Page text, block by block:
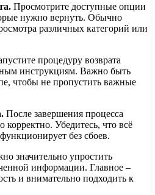
Просмотрите доступные опции
нужно вернуть. Обычно
различных категорий или
процедуру возврата
инструкциям. Важно быть
чтобы не пропустить важные
После завершения процесса
корректно. Убедитесь, что всё
без сбоев.
значительно упростить
информации. Главное –
и внимательно подходить к